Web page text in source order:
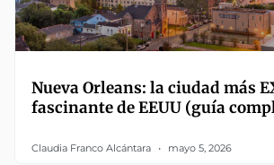
Nueva Orleans: la ciudad más
fascinante de EEUU (guía
Claudia Franco Alcántara mayo 5, 2026